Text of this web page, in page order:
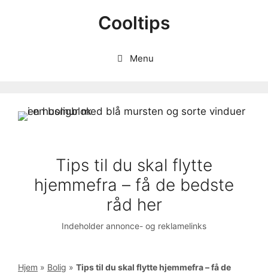
Cooltips
Menu
Tips til du skal flytte
hjemmefra – få de bedste
råd her
Indeholder annonce- og reklamelinks
Hjem » Bolig » Tips til du skal flytte hjemmefra – få de